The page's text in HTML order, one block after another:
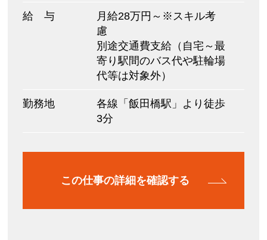
給 与
月給28万円～※スキル考
慮
別途交通費支給（自宅～最
寄り駅間のバス代や駐輪場
代等は対象外）
勤務地
各線「飯田橋駅」より徒歩
3分
この仕事の詳細を確認する